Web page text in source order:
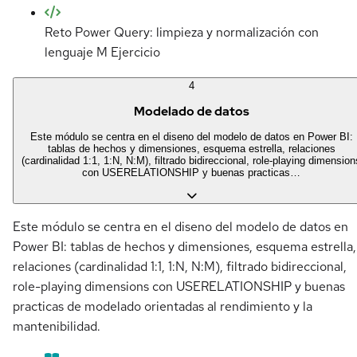
Reto Power Query: limpieza y normalización con
lenguaje M Ejercicio
4
Modelado de datos
Este módulo se centra en el diseno del modelo de datos en Power BI:
tablas de hechos y dimensiones, esquema estrella, relaciones
(cardinalidad 1:1, 1:N, N:M), filtrado bidireccional, role-playing
con USERELATIONSHIP y buenas practicas…
Este módulo se centra en el diseno del modelo de datos en
Power BI: tablas de hechos y dimensiones, esquema estrella,
relaciones (cardinalidad 1:1, 1:N, N:M), filtrado bidireccional,
role-playing dimensions con USERELATIONSHIP y buenas
practicas de modelado orientadas al rendimiento y la
mantenibilidad.